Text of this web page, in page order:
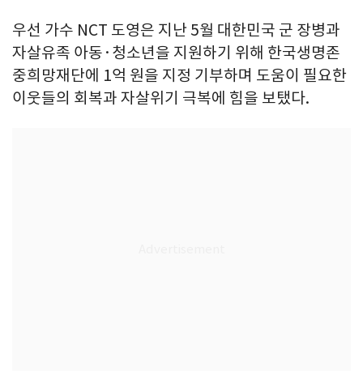
우선 가수 NCT 도영은 지난 5월 대한민국 군 장병과
자살유족 아동·청소년을 지원하기 위해 한국생명존
중희망재단에 1억 원을 지정 기부하며 도움이 필요한
이웃들의 회복과 자살위기 극복에 힘을 보탰다.